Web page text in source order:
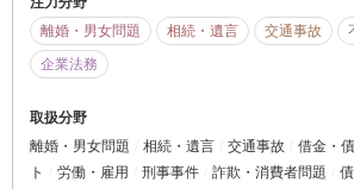
離婚・男女問題
相続・遺言 交通事故
企業法務
取扱分野
離婚・男女問題
相続・遺言 交通事故 借金・
ト
労働・雇用 刑事事件 詐欺・消費者問題